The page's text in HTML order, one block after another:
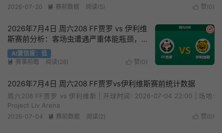
 赞(0)
2026-07-20  赛前数据 阅读(5)
✔
2026年7月4日 周六208 FF贾罗 vs 伊利维
斯赛前分析：客场虫遭遇严重体能瓶颈，
伊利维斯能否打破客胜魔咒？
AI置信度：低
 赞(0)
 赛事前瞻 阅读(28)
2026年7月4日 周六208 FF贾罗vs伊利维斯赛前统计数据
周六208 FF贾罗 vs 伊利维斯 | 开球时间: 2026-07-04 22:00 | 场地:
Project Liv Arena
 赞(0)
2026-07-04  赛前数据 阅读(2)